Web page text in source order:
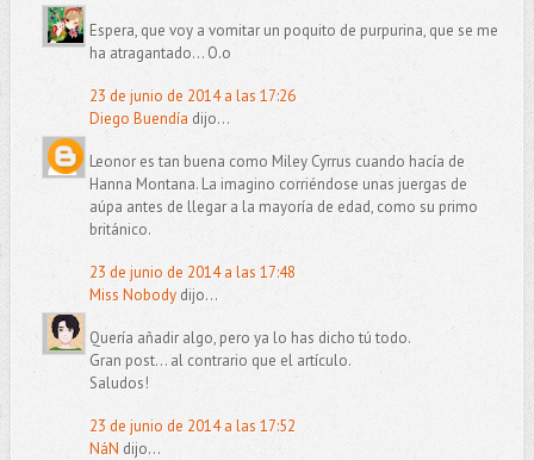
Espera, que voy a vomitar un poquito de purpurina, que se me
ha atragantado... O.o
23 de junio de 2014 a las 17:26
Diego Buendía dijo...
Leonor es tan buena como Miley Cyrrus cuando hacía de
Hanna Montana. La imagino corriéndose unas juergas de
aúpa antes de llegar a la mayoría de edad, como su primo
británico.
23 de junio de 2014 a las 17:48
Miss Nobodydijo...
Quería añadir algo, pero ya lo has dicho tú todo.
Gran post... al contrario que el artículo.
Saludos!
23 de junio de 2014 a las 17:52
NáN dijo...